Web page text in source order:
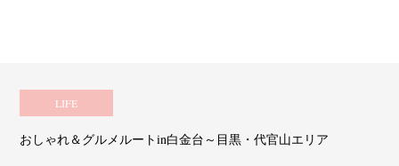
LIFE
おしゃれ＆グルメルートin白金台～目黒・代官山エリア